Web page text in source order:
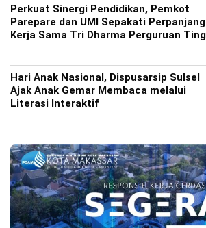
Perkuat Sinergi Pendidikan, Pemkot
Parepare dan UMI Sepakati
Kerja Sama Tri Dharma Perguruan
Hari Anak Nasional, Dispusarsip Sulsel
Ajak Anak Gemar Membaca melalui
Literasi Interaktif